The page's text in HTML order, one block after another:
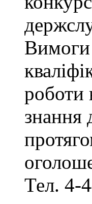
Вимоги
роботи
знання
Тел. 4-